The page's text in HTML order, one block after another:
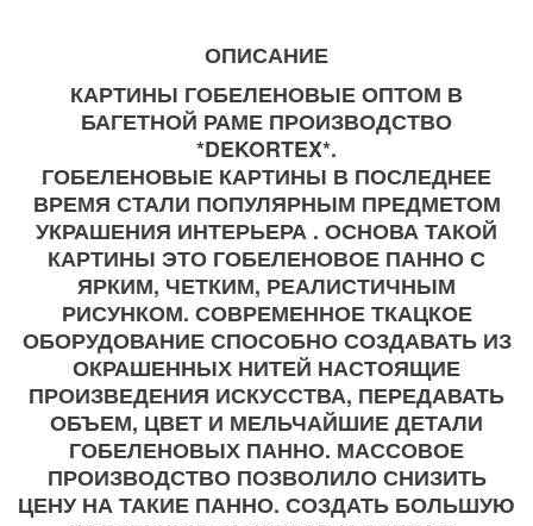
ОПИСАНИЕ
КАРТИНЫ ГОБЕЛЕНОВЫЕ ОПТОМ В
БАГЕТНОЙ РАМЕ ПРОИЗВОДСТВО
*DEKORTEX*.
ГОБЕЛЕНОВЫЕ КАРТИНЫ В ПОСЛЕДНЕЕ
ВРЕМЯ СТАЛИ ПОПУЛЯРНЫМ ПРЕДМЕТОМ
УКРАШЕНИЯ ИНТЕРЬЕРА . ОСНОВА ТАКОЙ
КАРТИНЫ ЭТО ГОБЕЛЕНОВОЕ ПАННО С
ЯРКИМ, ЧЕТКИМ, РЕАЛИСТИЧНЫМ
РИСУНКОМ. СОВРЕМЕННОЕ ТКАЦКОЕ
ОБОРУДОВАНИЕ СПОСОБНО СОЗДАВАТЬ ИЗ
ОКРАШЕННЫХ НИТЕЙ НАСТОЯЩИЕ
ПРОИЗВЕДЕНИЯ ИСКУССТВА, ПЕРЕДАВАТЬ
ОБЪЕМ, ЦВЕТ И МЕЛЬЧАЙШИЕ ДЕТАЛИ
ГОБЕЛЕНОВЫХ ПАННО. МАССОВОЕ
ПРОИЗВОДСТВО ПОЗВОЛИЛО СНИЗИТЬ
ЦЕНУ НА ТАКИЕ ПАННО. СОЗДАТЬ БОЛЬШУЮ